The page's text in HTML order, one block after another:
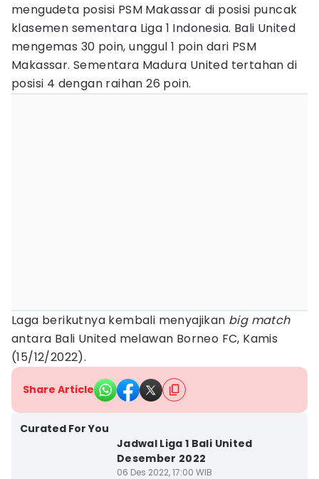
mengudeta posisi PSM Makassar di posisi puncak
klasemen sementara Liga 1 Indonesia. Bali United
mengemas 30 poin, unggul 1 poin dari PSM
Makassar. Sementara Madura United tertahan di
posisi 4 dengan raihan 26 poin.
Laga berikutnya kembali menyajikan big match
antara Bali United melawan Borneo FC, Kamis
(15/12/2022).
Share Article
Curated For You
Jadwal Liga 1 Bali United
Desember 2022
06 Des 2022, 17:00 WIB